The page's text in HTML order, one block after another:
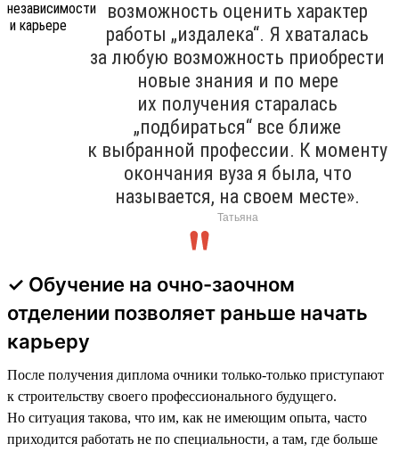
возможность оценить характер
работы „издалека“. Я хваталась
за любую возможность приобрести
новые знания и по мере
их получения старалась
„подбираться“ все ближе
к выбранной профессии. К моменту
окончания вуза я была, что
называется, на своем месте».
Татьяна
✓ Обучение на очно-заочном
отделении позволяет раньше начать
карьеру
После получения диплома очники только-только приступают
к строительству своего профессионального будущего.
Но ситуация такова, что им, как не имеющим опыта, часто
приходится работать не по специальности, а там, где больше